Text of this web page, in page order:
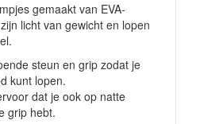
gemaakt van EVA-
licht van gewicht en lopen
steun en grip zodat je
kunt lopen.
dat je ook op natte
grip hebt.